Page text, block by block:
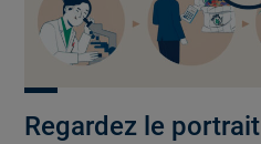
Regardez le